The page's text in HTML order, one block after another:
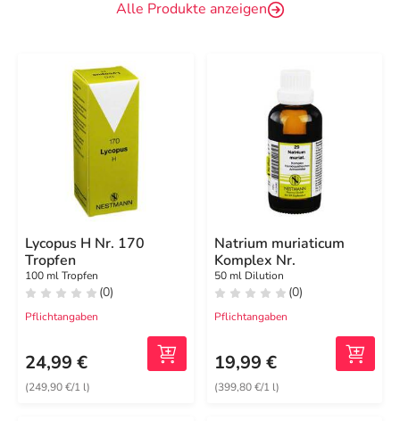
Alle Produkte anzeigen
Lycopus H Nr. 170
Tropfen
100 ml Tropfen
(0)
Pflichtangaben
24,99 €
(249,90 €/1 l)
Natrium muriaticum
Komplex Nr.
50 ml Dilution
(0)
Pflichtangaben
19,99 €
(399,80 €/1 l)